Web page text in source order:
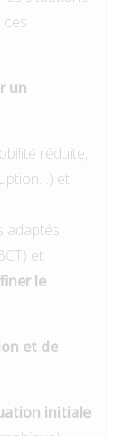
ces
un
réduite,
et
adaptés
et
le
et de
initiale